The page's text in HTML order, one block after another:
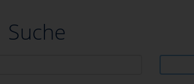
Suche